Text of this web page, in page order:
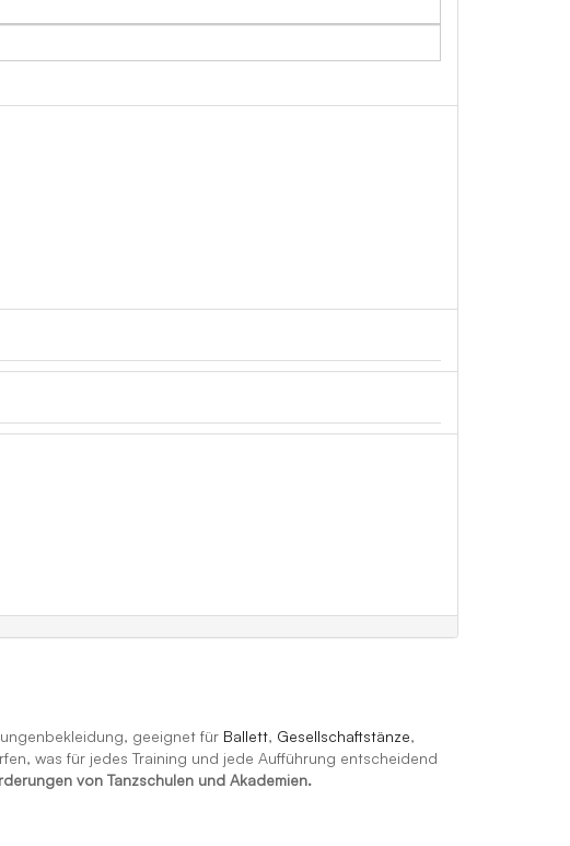
geeignet für Ballett, Gesellschaftstänze,
was für jedes Training und jede Aufführung entscheidend
von Tanzschulen und Akademien.